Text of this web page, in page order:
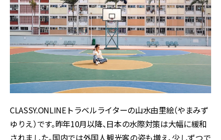
CLASSY.ONLINEトラベルライターの山水由里絵（やまみず
ゆりえ）です。昨年10月以降、日本の水際対策は大幅に緩和